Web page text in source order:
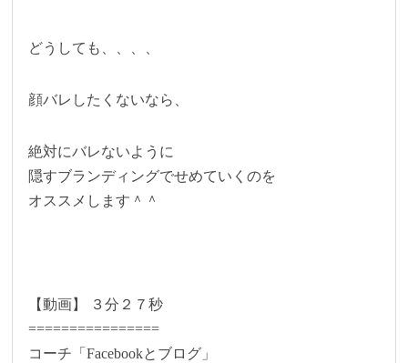
どうしても、、、、
顔バレしたくないなら、
絶対にバレないように
隠すブランディングでせめていくのを
オススメします＾＾
【動画】 ３分２７秒
================
コーチ「Facebookとブログ」